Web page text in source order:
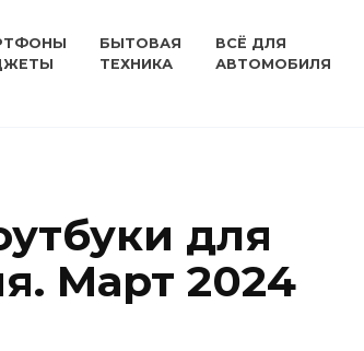
БЫТОВАЯ
ТЕХНИКА
ВСЁ ДЛЯ
АВТОМОБИЛЯ
для
Март 2024